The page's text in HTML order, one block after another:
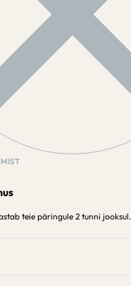
teie päringule 2 tunni jooksul.